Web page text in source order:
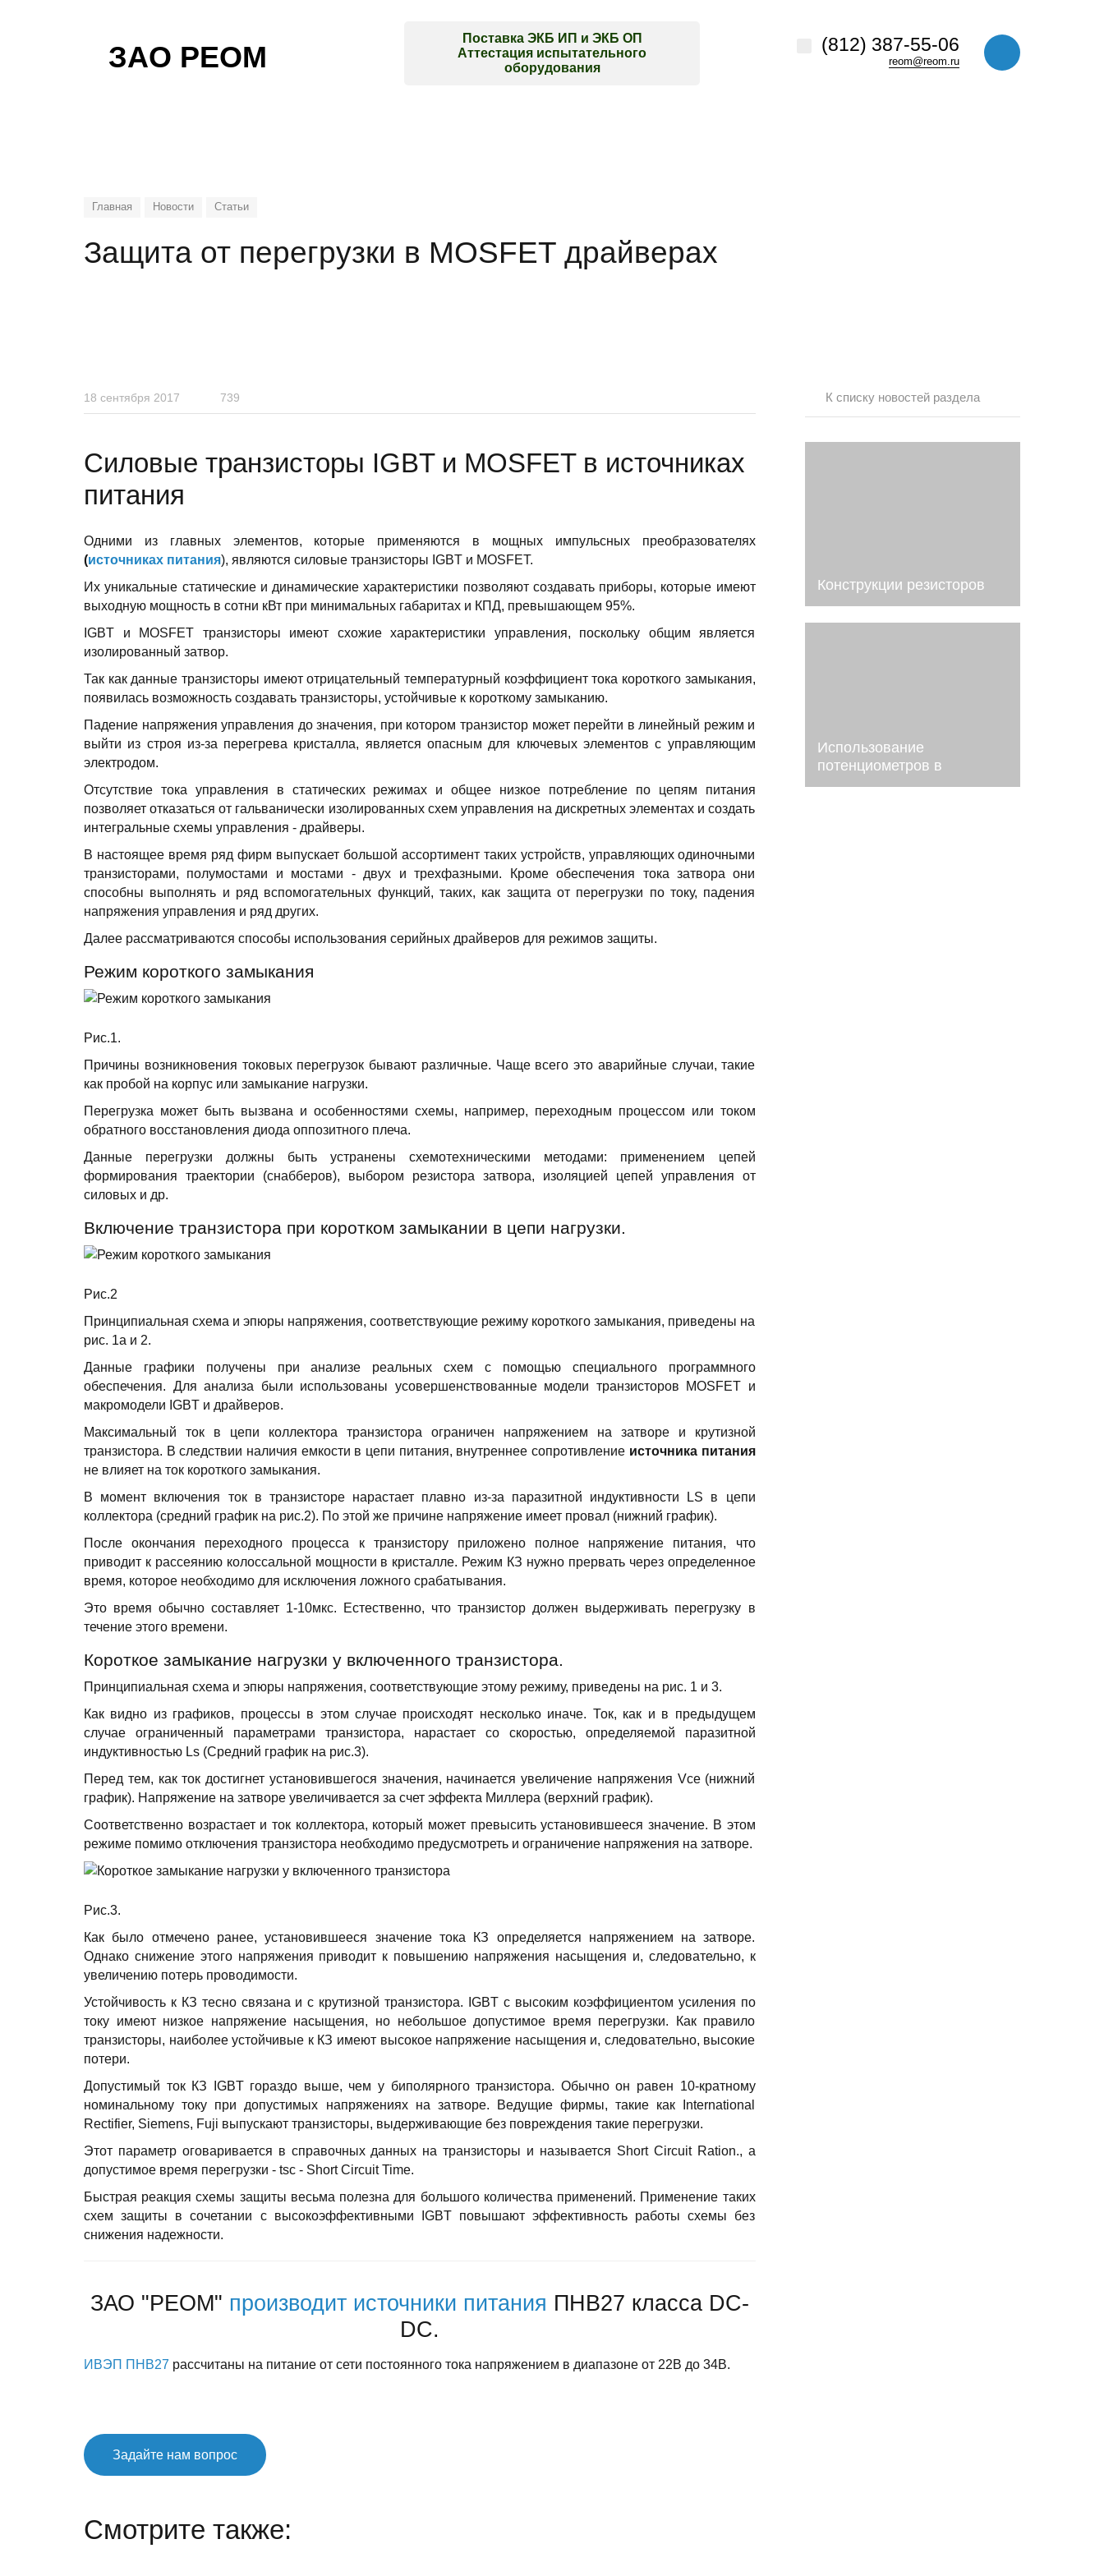
ЗАО РЕОМ
Поставка ЭКБ ИП и ЭКБ ОП
Аттестация испытательного
оборудования
(812) 387-55-06
reom@reom.ru
Главная Новости Статьи
Защита от перегрузки в MOSFET драйверах
К списку новостей раздела
Конструкции резисторов
Использование
потенциометров в
системах управления
18 сентября 2017 739
Cиловые транзисторы IGBT и MOSFET в источниках
питания
Одними из главных элементов, которые применяются в мощных импульсных преобразователях
(источниках питания), являются силовые транзисторы IGBT и MOSFET.
Их уникальные статические и динамические характеристики позволяют создавать приборы, которые имеют
выходную мощность в сотни кВт при минимальных габаритах и КПД, превышающем 95%.
IGBT и MOSFET транзисторы имеют схожие характеристики управления, поскольку общим является
изолированный затвор.
Так как данные транзисторы имеют отрицательный температурный коэффициент тока короткого замыкания,
появилась возможность создавать транзисторы, устойчивые к короткому замыканию.
Падение напряжения управления до значения, при котором транзистор может перейти в линейный режим и
выйти из строя из-за перегрева кристалла, является опасным для ключевых элементов с управляющим
электродом.
Отсутствие тока управления в статических режимах и общее низкое потребление по цепям питания
позволяет отказаться от гальванически изолированных схем управления на дискретных элементах и создать
интегральные схемы управления - драйверы.
В настоящее время ряд фирм выпускает большой ассортимент таких устройств, управляющих одиночными
транзисторами, полумостами и мостами - двух и трехфазными. Кроме обеспечения тока затвора они
способны выполнять и ряд вспомогательных функций, таких, как защита от перегрузки по току, падения
напряжения управления и ряд других.
Далее рассматриваются способы использования серийных драйверов для режимов защиты.
Режим короткого замыкания
Рис.1.
Причины возникновения токовых перегрузок бывают различные. Чаще всего это аварийные случаи, такие
как пробой на корпус или замыкание нагрузки.
Перегрузка может быть вызвана и особенностями схемы, например, переходным процессом или током
обратного восстановления диода оппозитного плеча.
Данные перегрузки должны быть устранены схемотехническими методами: применением цепей
формирования траектории (снабберов), выбором резистора затвора, изоляцией цепей управления от
силовых и др.
Включение транзистора при коротком замыкании в цепи нагрузки.
Рис.2
Принципиальная схема и эпюры напряжения, соответствующие режиму короткого замыкания, приведены на
рис. 1а и 2.
Данные графики получены при анализе реальных схем с помощью специального программного
обеспечения. Для анализа были использованы усовершенствованные модели транзисторов MOSFET и
макромодели IGBT и драйверов.
Максимальный ток в цепи коллектора транзистора ограничен напряжением на затворе и крутизной
транзистора. В следствии наличия емкости в цепи питания, внутреннее сопротивление источника питания
не влияет на ток короткого замыкания.
В момент включения ток в транзисторе нарастает плавно из-за паразитной индуктивности LS в цепи
коллектора (средний график на рис.2). По этой же причине напряжение имеет провал (нижний график).
После окончания переходного процесса к транзистору приложено полное напряжение питания, что
приводит к рассеянию колоссальной мощности в кристалле. Режим КЗ нужно прервать через определенное
время, которое необходимо для исключения ложного срабатывания.
Это время обычно составляет 1-10мкс. Естественно, что транзистор должен выдерживать перегрузку в
течение этого времени.
Короткое замыкание нагрузки у включенного транзистора.
Принципиальная схема и эпюры напряжения, соответствующие этому режиму, приведены на рис. 1 и 3.
Как видно из графиков, процессы в этом случае происходят несколько иначе. Ток, как и в предыдущем
случае ограниченный параметрами транзистора, нарастает со скоростью, определяемой паразитной
индуктивностью Ls (Средний график на рис.3).
Перед тем, как ток достигнет установившегося значения, начинается увеличение напряжения Vce (нижний
график). Напряжение на затворе увеличивается за счет эффекта Миллера (верхний график).
Соответственно возрастает и ток коллектора, который может превысить установившееся значение. В этом
режиме помимо отключения транзистора необходимо предусмотреть и ограничение напряжения на затворе.
Рис.3.
Как было отмечено ранее, установившееся значение тока КЗ определяется напряжением на затворе.
Однако снижение этого напряжения приводит к повышению напряжения насыщения и, следовательно, к
увеличению потерь проводимости.
Устойчивость к КЗ тесно связана и с крутизной транзистора. IGBT с высоким коэффициентом усиления по
току имеют низкое напряжение насыщения, но небольшое допустимое время перегрузки. Как правило
транзисторы, наиболее устойчивые к КЗ имеют высокое напряжение насыщения и, следовательно, высокие
потери.
Допустимый ток КЗ IGBT гораздо выше, чем у биполярного транзистора. Обычно он равен 10-кратному
номинальному току при допустимых напряжениях на затворе. Ведущие фирмы, такие как International
Rectifier, Siemens, Fuji выпускают транзисторы, выдерживающие без повреждения такие перегрузки.
Этот параметр оговаривается в справочных данных на транзисторы и называется Short Circuit Ration., а
допустимое время перегрузки - tsc - Short Circuit Time.
Быстрая реакция схемы защиты весьма полезна для большого количества применений. Применение таких
схем защиты в сочетании с высокоэффективными IGBT повышают эффективность работы схемы без
снижения надежности.
ЗАО "РЕОМ" производит источники питания ПНВ27 класса DC-
DC.
ИВЭП ПНВ27 рассчитаны на питание от сети постоянного тока напряжением в диапазоне от 22В до 34В.
Задайте нам вопрос
Смотрите также: